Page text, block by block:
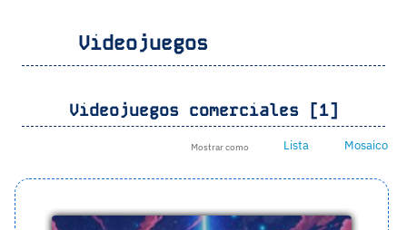
Videojuegos
Videojuegos comerciales [1]
Mostrar como Lista Mosaico